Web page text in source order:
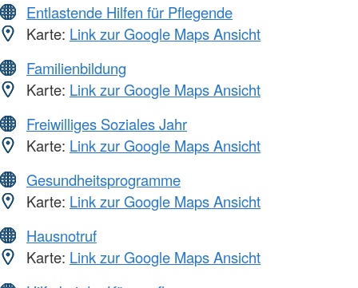
Entlastende Hilfen für Pflegende
Karte: Link zur Google Maps Ansicht
Familienbildung
Karte: Link zur Google Maps Ansicht
Freiwilliges Soziales Jahr
Karte: Link zur Google Maps Ansicht
Gesundheitsprogramme
Karte: Link zur Google Maps Ansicht
Hausnotruf
Karte: Link zur Google Maps Ansicht